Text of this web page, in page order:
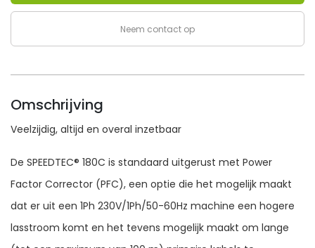
Neem contact op
Omschrijving
Veelzijdig, altijd en overal inzetbaar
De SPEEDTEC® 180C is standaard uitgerust met Power
Factor Corrector (PFC), een optie die het mogelijk maakt
dat er uit een 1Ph 230V/1Ph/50-60Hz machine een hogere
lasstroom komt en het tevens mogelijk maakt om lange